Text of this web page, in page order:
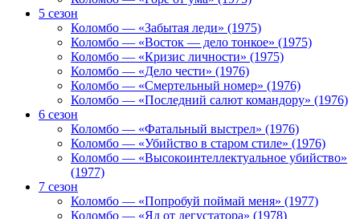
5 сезон
Коломбо — «Забытая леди» (1975)
Коломбо — «Восток — дело тонкое» (1975)
Коломбо — «Кризис личности» (1975)
Коломбо — «Дело чести» (1976)
Коломбо — «Смертельный номер» (1976)
Коломбо — «Последний салют командору» (1976)
6 сезон
Коломбо — «Фатальный выстрел» (1976)
Коломбо — «Убийство в старом стиле» (1976)
Коломбо — «Высокоинтеллектуальное убийство»
(1977)
7 сезон
Коломбо — «Попробуй поймай меня» (1977)
Коломбо — «Яд от дегустатора» (1978)